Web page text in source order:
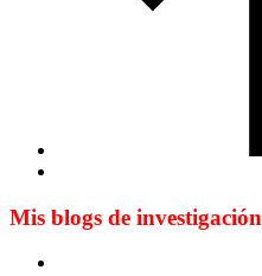
Mis blogs de investigación